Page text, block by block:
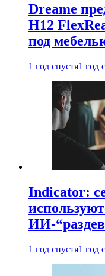
Dreame
H12
под
1 год спустя1 год
Indicator:
ИИ-
1 год спустя1 год